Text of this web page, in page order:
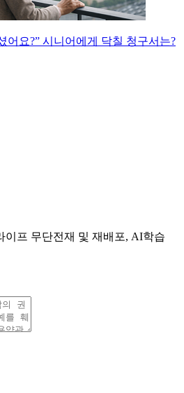
어요?” 시니어에게 닥칠 청구서는?
프 무단전재 및 재배포, AI학습